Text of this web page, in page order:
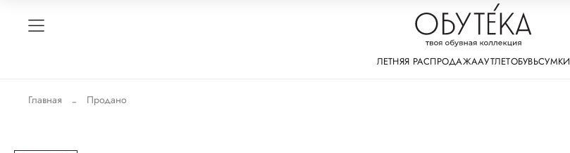
ЛЕТНЯЯ РАСПРОДАЖААУТЛЕТОБУВЬСУМКИ
Главная Продано